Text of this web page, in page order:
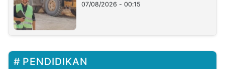
07/08/2026 - 00:15
PENDIDIKAN